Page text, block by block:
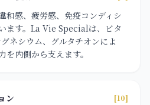
和感、疲労感、免疫コンディシ
ます。La Vie Specialは、ビタ
ネシウム、グルタチオンによ
を内側から支えます。
ン [10]